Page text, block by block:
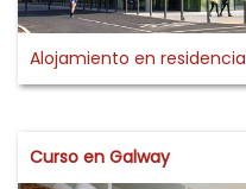
Alojamiento en residencia
Curso en Galway